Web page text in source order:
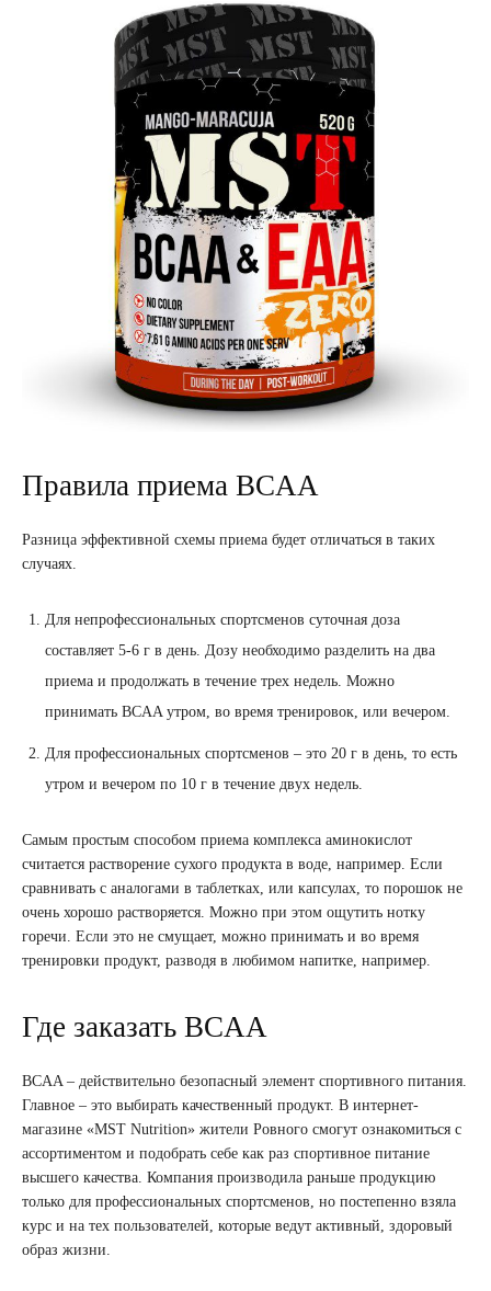
Правила приема BCAA
Разница эффективной схемы приема будет отличаться в таких
случаях.
Для непрофессиональных спортсменов суточная доза
составляет 5-6 г в день. Дозу необходимо разделить на два
приема и продолжать в течение трех недель. Можно
принимать BCAA утром, во время тренировок, или вечером.
Для профессиональных спортсменов – это 20 г в день, то есть
утром и вечером по 10 г в течение двух недель.
Самым простым способом приема комплекса аминокислот
считается растворение сухого продукта в воде, например. Если
сравнивать с аналогами в таблетках, или капсулах, то порошок не
очень хорошо растворяется. Можно при этом ощутить нотку
горечи. Если это не смущает, можно принимать и во время
тренировки продукт, разводя в любимом напитке, например.
Где заказать BCAA
BCAA – действительно безопасный элемент спортивного питания.
Главное – это выбирать качественный продукт. В интернет-
магазине «MST Nutrition» жители Ровного смогут ознакомиться с
ассортиментом и подобрать себе как раз спортивное питание
высшего качества. Компания производила раньше продукцию
только для профессиональных спортсменов, но постепенно взяла
курс и на тех пользователей, которые ведут активный, здоровый
образ жизни.